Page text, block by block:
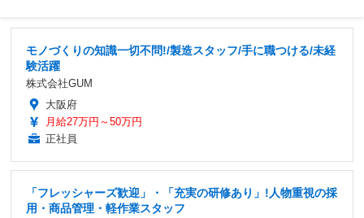
モノづくりの知識一切不問!/製造スタッフ/手に職つける/未経
験活躍
株式会社GUM
大阪府
月給27万円～50万円
正社員
「フレッシャーズ歓迎」・「充実の研修あり」!人物重視の採
用・商品管理・軽作業スタッフ